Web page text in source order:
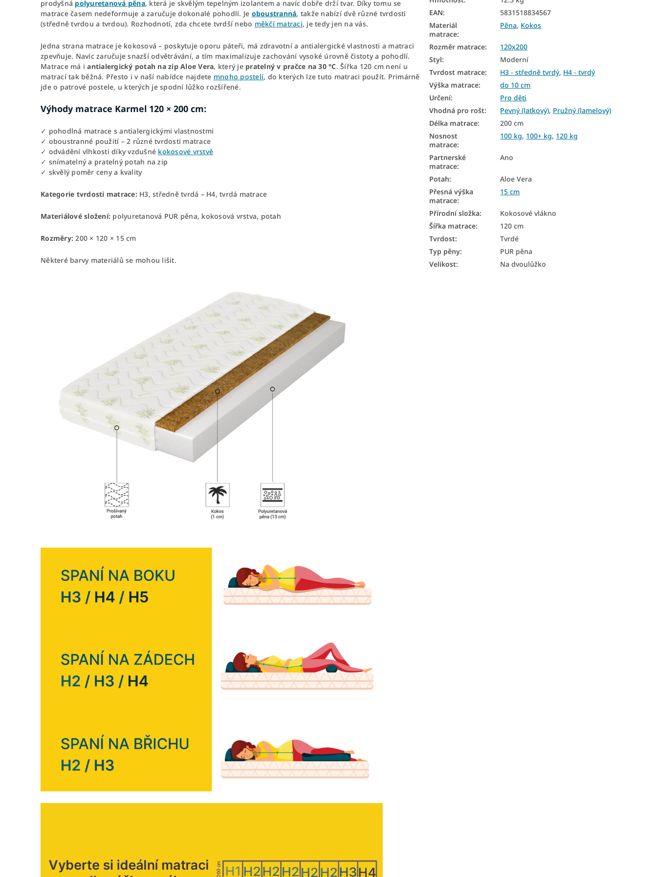
prodyšná polyuretanová pěna, která je skvělým tepelným izolantem a navíc dobře drží tvar. Díky tomu se
matrace časem nedeformuje a zaručuje dokonalé pohodlí. Je oboustranná, takže nabízí dvě různé tvrdosti
(středně tvrdou a tvrdou). Rozhodnotí, zda chcete tvrdší nebo měkčí matraci, je tedy jen na vás.
Jedna strana matrace je kokosová – poskytuje oporu páteři, má zdravotní a antialergické vlastnosti a matraci
zpevňuje. Navíc zaručuje snazší odvětrávání, a tím maximalizuje zachování vysoké úrovně čistoty a pohodlí.
Matrace má iantialergický potah na zip Aloe Vera, který je pratelný v pračce na 30 °C. Šířka 120 cm není u
matrací tak běžná. Přesto i v naší nabídce najdete mnoho postelí, do kterých lze tuto matraci použít. Primárně
jde o patrové postele, u kterých je spodní lůžko rozšířené.
Výhody matrace Karmel 120 × 200 cm:
✓ pohodlná matrace s antialergickými vlastnostmi
✓ oboustranné použití – 2 různé tvrdosti matrace
✓ odvádění vlhkosti díky vzdušné kokosové vrstvě
✓ snímatelný a pratelný potah na zip
✓ skvělý poměr ceny a kvality
Kategorie tvrdosti matrace:H3, středně tvrdá – H4, tvrdá matrace
Materiálové složení: polyuretanová PUR pěna, kokosová vrstva, potah
Rozměry: 200 × 120 × 15 cm
Některé barvy materiálů se mohou lišit.
EAN:
5831518834567
Materiál
matrace:
Pěna, Kokos
Rozměr matrace:
120x200
Styl:
Moderní
Tvrdost matrace: H3 - středně tvrdý, H4 - tvrdý
Výška matrace:
do 10 cm
Určení:
Pro děti
Vhodná pro rošt: Pevný (laťkový), Pružný (lamelový)
Délka matrace:
200 cm
Nosnost
matrace:
100 kg, 100+ kg, 120 kg
Partnerské
matrace:
Ano
Potah:
Aloe Vera
Přesná výška
matrace:
15 cm
Přírodní složka:
Kokosové vlákno
Šířka matrace:
120 cm
Tvrdost:
Tvrdé
Typ pěny:
PUR pěna
Velikost: Na dvoulůžko